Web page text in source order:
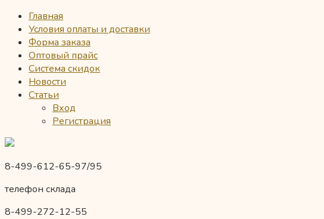
Главная
Условия оплаты и доставки
Форма заказа
Оптовый прайс
Система скидок
Новости
Статьи
Вход
Регистрация
8-499-612-65-97/95
телефон склада
8-499-272-12-55